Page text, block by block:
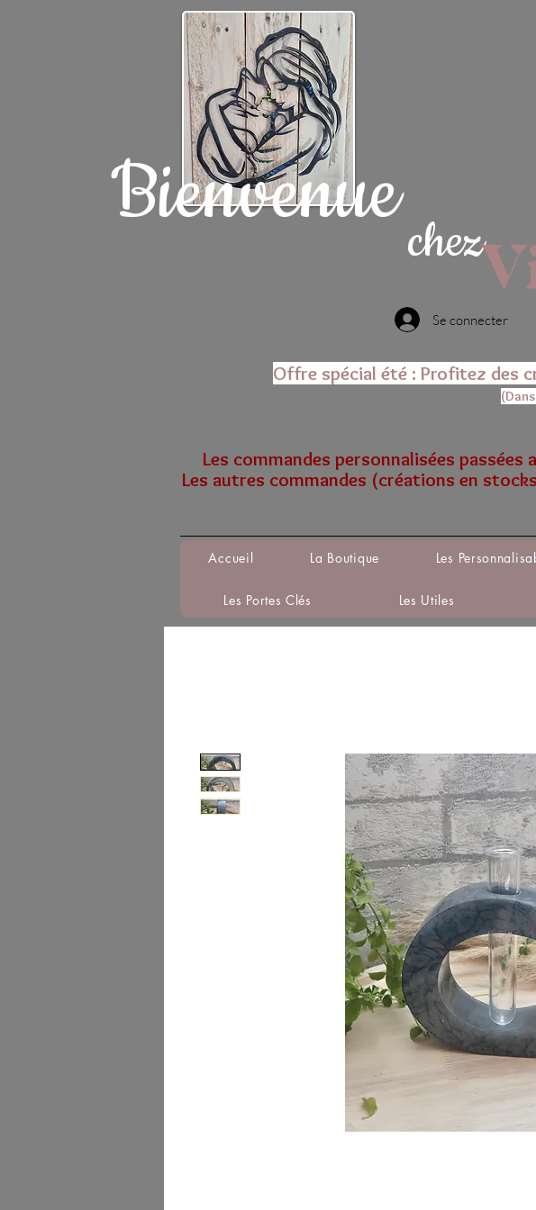
Bienvenuechez
Se connecter
Offre spécial été : Profitez des
Les commandes personnalisées
Les autres commandes (créations en
Accueil La Boutique Les
Les Portes Clés Les Utiles